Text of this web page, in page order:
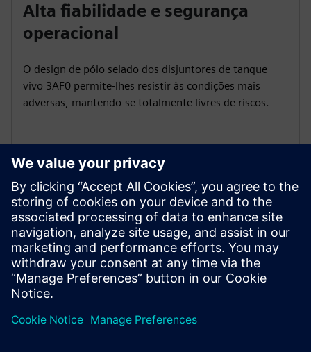
Alta fiabilidade e segurança
operacional
O design de pólo selado dos disjuntores de tanque
vivo 3AF0 permite-lhes resistir às condições mais
adversas, mantendo-se totalmente livres de riscos.
Resistência testada por tipo
Todos os disjuntores de tanque vivo da Siemens são
testados independentemente e cumprem o novo
padrão IEC 62271-100 até 40,5 kV.